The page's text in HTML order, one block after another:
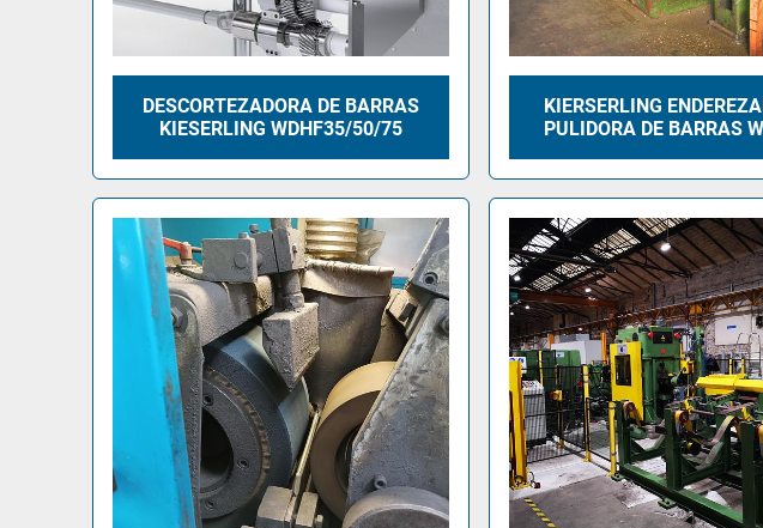
DESCORTEZADORA DE BARRAS
KIESERLING WDHF35/50/75
KIERSERLING
PULIDORA DE BARRAS